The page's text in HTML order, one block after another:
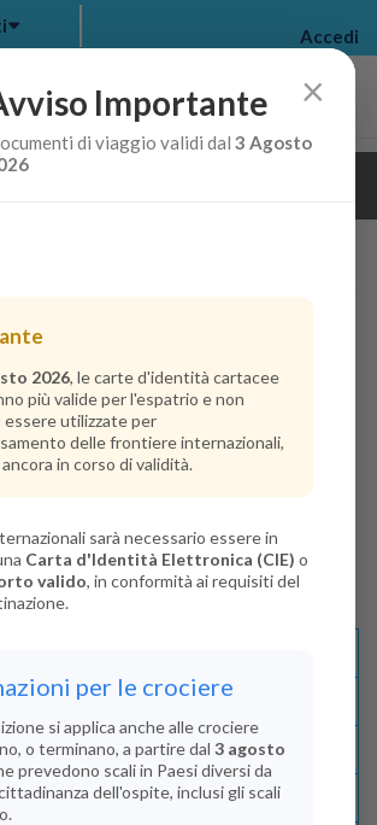
bookings >
Accedi
della crociera
Disponibilità
Condizioni
Recensioni
×
Importante
di viaggio validi dal3 Agosto
2026, le carte d'identità cartacee
più valide per l'espatrio e non
utilizzate per
delle frontiere internazionali,
in corso di validità.
sarà necessario essere in
Carta d'Identità Elettronica (CIE) o
valido, in conformità ai requisiti del
per le crociere
si applica anche alle crociere
o terminano, a partire dal 3 agosto
prevedono scali in Paesi diversi da
dell'ospite, inclusi gli scali